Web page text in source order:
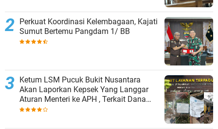
Perkuat Koordinasi Kelembagaan, Kajati
Sumut Bertemu Pangdam 1/ BB
Ketum LSM Pucuk Bukit Nusantara
Akan Laporkan Kepsek Yang Langgar
Aturan Menteri ke APH , Terkait Dana
Revitalisasi Sekolah